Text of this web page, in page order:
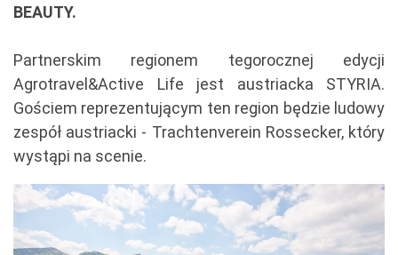
BEAUTY.
Partnerskim regionem tegorocznej edycji
Agrotravel&Active Life jest austriacka STYRIA.
Gościem reprezentującym ten region będzie ludowy
zespół austriacki - Trachtenverein Rossecker, który
wystąpi na scenie.